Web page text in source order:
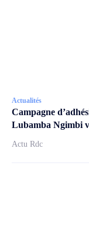
Actualités
Campagne
Lubamba Ngimbi
Actu Rdc